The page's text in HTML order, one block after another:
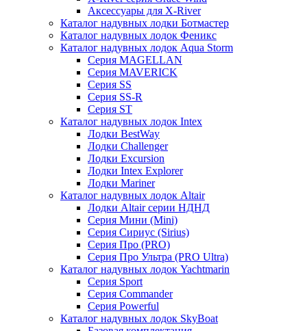
Аксессуары для X-River
Каталог надувных лодки Ботмастер
Каталог надувных лодок Феникc
Каталог надувных лодок Aqua Storm
Серия MAGELLAN
Серия MAVERICK
Серия SS
Серия SS-R
Серия ST
Каталог надувных лодок Intex
Лодки BestWay
Лодки Challenger
Лодки Excursion
Лодки Intex Explorer
Лодки Mariner
Каталог надувных лодок Altair
Лодки Altair серии НДНД
Серия Мини (Mini)
Серия Сириус (Sirius)
Серия Про (PRO)
Серия Про Ультра (PRO Ultra)
Каталог надувных лодок Yachtmarin
Серия Sport
Серия Commander
Серия Powerful
Каталог надувных лодок SkyBoat